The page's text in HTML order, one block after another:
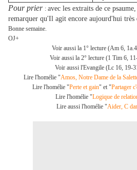
Pour prier : avec les extraits de ce
remarquer qu'Il agit encore aujourd'hui très
Bonne semaine.
OJ+
Voir aussi la 1° lecture (Am 6,
Voir aussi la 2° lecture (1 Tim 6,
Voir aussi l'Evangile (Lc 16, 19-
Lire l'homélie "Amos, Notre Dame de la
Lire l'homélie "Perte et gain" et "Partager
Lire l'homélie "Logique de
Lire aussi l'homélie "Aider, C dar